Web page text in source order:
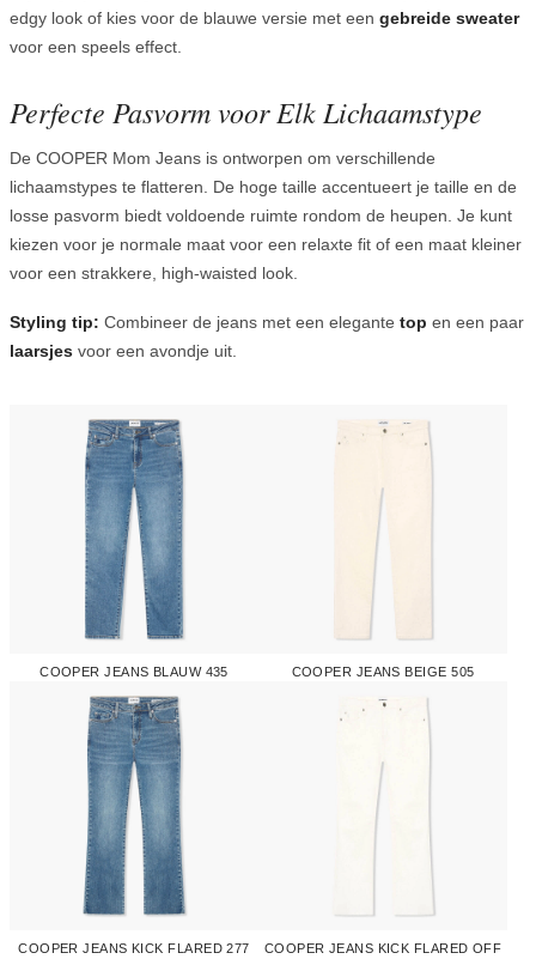
edgy look of kies voor de blauwe versie met een gebreide sweater
voor een speels effect.
Perfecte Pasvorm voor Elk Lichaamstype
De COOPER Mom Jeans is ontworpen om verschillende
lichaamstypes te flatteren. De hoge taille accentueert je taille en de
losse pasvorm biedt voldoende ruimte rondom de heupen. Je kunt
kiezen voor je normale maat voor een relaxte fit of een maat kleiner
voor een strakkere, high-waisted look.
Styling tip: Combineer de jeans met een elegante top en een paar
laarsjes voor een avondje uit.
COOPER JEANS BLAUW 435 COOPER JEANS BEIGE 505
COOPER JEANS KICK FLARED 277 COOPER JEANS KICK FLARED OFF